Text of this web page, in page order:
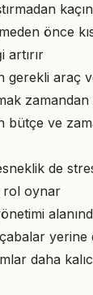
önce
artırır
gerekli araç
bütçe ve
de
rol oynar
yerine
daha